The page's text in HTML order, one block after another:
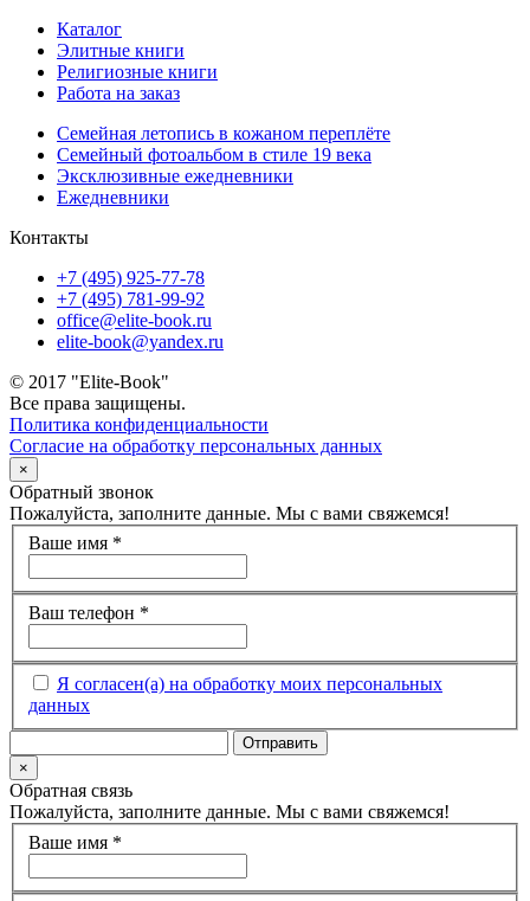
Каталог
Элитные книги
Религиозные книги
Работа на заказ
Семейная летопись в кожаном переплёте
Семейный фотоальбом в стиле 19 века
Эксклюзивные ежедневники
Ежедневники
Контакты
+7 (495) 925-77-78
+7 (495) 781-99-92
office@elite-book.ru
elite-book@yandex.ru
© 2017 "Elite-Book"
Все права защищены.
Политика конфиденциальности
Согласие на обработку персональных данных
×
Обратный звонок
Пожалуйста, заполните данные. Мы с вами свяжемся!
Ваше имя *
Ваш телефон *
Я согласен(а) на обработку моих персональных
данных
×
Обратная связь
Пожалуйста, заполните данные. Мы с вами свяжемся!
Ваше имя *